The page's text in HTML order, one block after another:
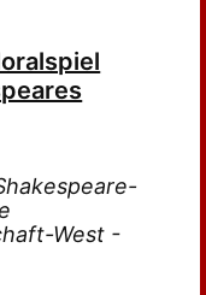
West -